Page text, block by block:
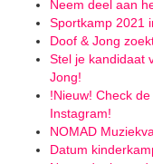
Neem deel aan
Sportkamp 2021
Doof & Jong
Stel je kandidaat
Jong!
!Nieuw! Check
Instagram!
NOMAD
Datum